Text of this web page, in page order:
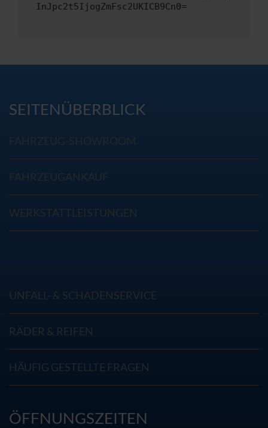
InJpc2t5IjogZmFsc2UKICB9Cn0=
SEITENÜBERBLICK
FAHRZEUG-SHOWROOM
FAHRZEUGANKAUF
WERKSTATTLEISTUNGEN
UNFALL- & SCHADENSERVICE
RÄDER & REIFEN
HÄUFIG GESTELLTE FRAGEN
ÖFFNUNGSZEITEN